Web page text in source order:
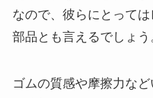
なので、彼らにとって
部品とも言えるでしょう
ゴムの質感や摩擦力な